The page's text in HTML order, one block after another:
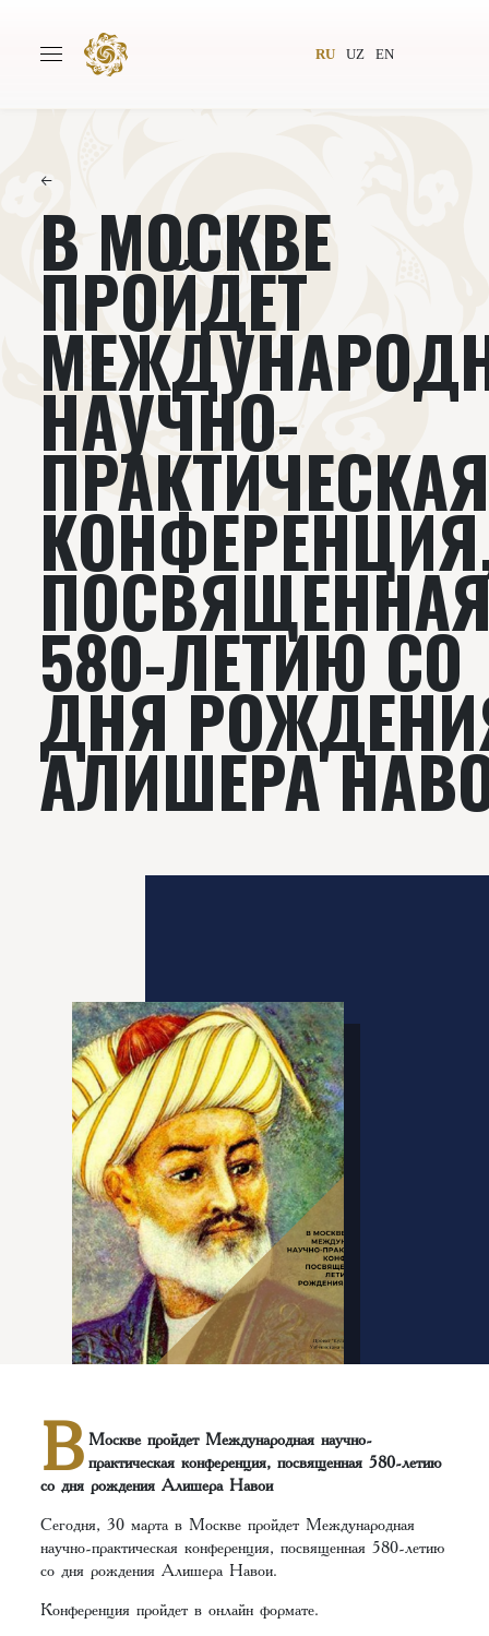
RU UZ EN
Авторы Всемирное общество
Издательство
Проекты Подкасты
Книги Видеолекторий
←
В МОСКВЕ
ПРОЙДЕТ
НАУЧНО-
580-ЛЕТИЮ СО
ДНЯ
АЛИШЕРА
В Москве пройдет Международная научно-
практическая конференция, посвященная 580-летию
со дня рождения Алишера Навои
Сегодня, 30 марта в Москве пройдет Международная
научно-практическая конференция, посвященная 580-летию
со дня рождения Алишера Навои.
Конференция пройдет в онлайн формате.